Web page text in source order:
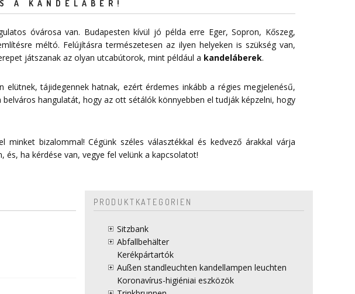
A KANDELÁBER!
óvárosa van. Budapesten kívül jó példa erre Eger, Sopron, Kőszeg,
méltó. Felújításra természetesen az ilyen helyeken is szükség van,
játszanak az olyan utcabútorok, mint például a kandeláberek.
tájidegennek hatnak, ezért érdemes inkább a régies megjelenésű,
hangulatát, hogy az ott sétálók könnyebben el tudják képzelni, hogy
minket bizalommal! Cégünk széles választékkal és kedvező árakkal várja
ha kérdése van, vegye fel velünk a kapcsolatot!
PRODUKTKATEGORIEN
Sitzbank
Abfallbehälter
Kerékpártartók
Außen standleuchten kandellampen leuchten
Koronavírus-higiéniai eszközök